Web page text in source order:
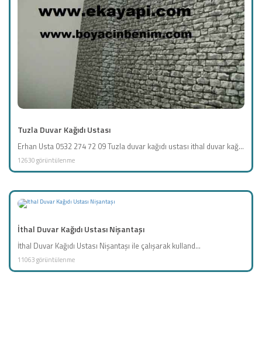
Tuzla Duvar Kağıdı Ustası
Erhan Usta 0532 274 72 09 Tuzla duvar kağıdı ustası ithal duvar kağ...
12630 görüntülenme
İthal Duvar Kağıdı Ustası Nişantaşı
İthal Duvar Kağıdı Ustası Nişantaşı ile çalışarak kulland...
11063 görüntülenme